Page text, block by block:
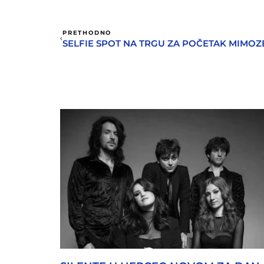
PRETHODNO
SELFIE SPOT NA TRGU ZA POČETAK